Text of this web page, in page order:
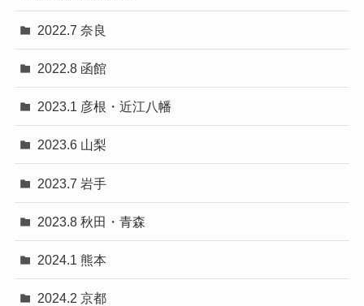
2022.7 奈良
2022.8 函館
2023.1 彦根・近江八幡
2023.6 山梨
2023.7 岩手
2023.8 秋田・青森
2024.1 熊本
2024.2 京都